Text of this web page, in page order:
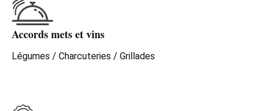
Accords mets et vins
Légumes / Charcuteries / Grillades